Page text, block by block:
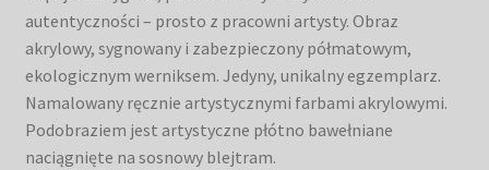
autentyczności – prosto z pracowni artysty. Obraz
akrylowy, sygnowany i zabezpieczony półmatowym,
ekologicznym werniksem. Jedyny, unikalny egzemplarz.
Namalowany ręcznie artystycznymi farbami akrylowymi.
Podobraziem jest artystyczne płótno bawełniane
naciągnięte na sosnowy blejtram.